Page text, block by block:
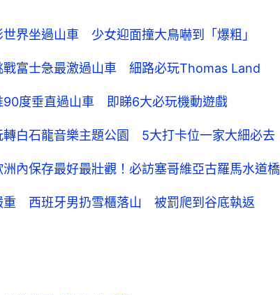
界坐過山車 少女迎面撞大鳥嚇到「爆粗」
戰富士急最激過山車 細路必玩Thomas Land
90度垂直過山車 即睇6大必玩機動遊戲
轉白石龍音樂主題公園 5大打卡位一家大細必去
洲內保存最好最壯觀！必訪塞哥維亞古羅馬水道橋
重 西班牙男扔雪櫃落山 被罰爬到谷底執返